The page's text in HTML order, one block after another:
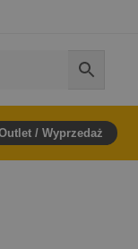
/ Wyprzedaż